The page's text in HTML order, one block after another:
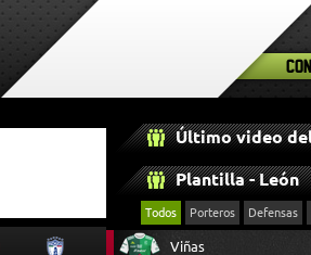
Último video
Plantilla - León
Todos Porteros Defensas
Viñas